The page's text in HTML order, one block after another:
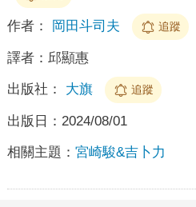
作者： 岡田斗司夫 追蹤
譯者： 邱顯惠
出版社： 大旗 追蹤
出版日： 2024/08/01
相關主題： 宮崎駿&吉卜力